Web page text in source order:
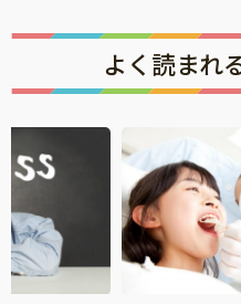
よく読まれ